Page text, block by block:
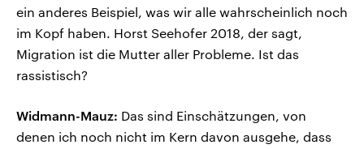
ein anderes Beispiel, was wir alle wahrscheinlich noch
im Kopf haben. Horst Seehofer 2018, der sagt,
Migration ist die Mutter aller Probleme. Ist das
rassistisch?
Widmann-Mauz: Das sind Einschätzungen, von
denen ich noch nicht im Kern davon ausgehe, dass